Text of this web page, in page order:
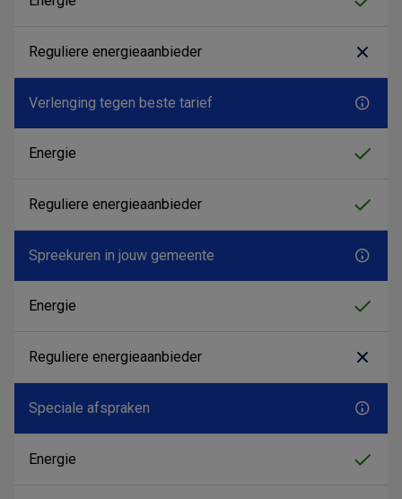
Verlenging tegen beste tarief
Spreekuren in jouw gemeente
Speciale afspraken